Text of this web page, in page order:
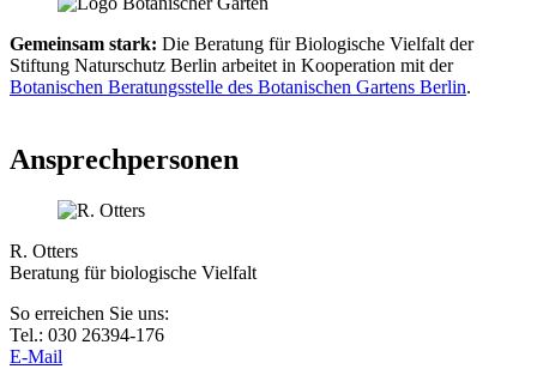
Gemeinsam stark: Die Beratung für Biologische Vielfalt der
Stiftung Naturschutz Berlin arbeitet in Kooperation mit der
Botanischen Beratungsstelle des Botanischen Gartens Berlin.
Ansprechpersonen
R. Otters
Beratung für biologische Vielfalt
So erreichen Sie uns:
Tel.: 030 26394-176
E-Mail